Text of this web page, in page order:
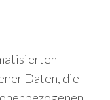
Daten, die